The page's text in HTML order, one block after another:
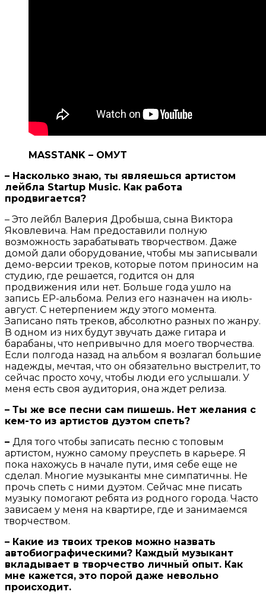
MASSTANK – ОМУТ
– Насколько знаю, ты являешься артистом
лейбла Startup Music. Как работа
продвигается?
– Это лейбл Валерия Дробыша, сына Виктора
Яковлевича. Нам предоставили полную
возможность зарабатывать творчеством. Даже
домой дали оборудование, чтобы мы записывали
демо-версии треков, которые потом приносим на
студию, где решается, годится он для
продвижения или нет. Больше года ушло на
запись EP-альбома. Релиз его назначен на июль-
август. С нетерпением жду этого момента.
Записано пять треков, абсолютно разных по жанру.
В одном из них будут звучать даже гитара и
барабаны, что непривычно для моего творчества.
Если полгода назад на альбом я возлагал большие
надежды, мечтая, что он обязательно выстрелит, то
сейчас просто хочу, чтобы люди его услышали. У
меня есть своя аудитория, она ждет релиза.
– Ты же все песни сам пишешь. Нет желания с
кем-то из артистов дуэтом спеть?
– Для того чтобы записать песню с топовым
артистом, нужно самому преуспеть в карьере. Я
пока нахожусь в начале пути, имя себе еще не
сделал. Многие музыканты мне симпатичны. Не
прочь спеть с ними дуэтом. Сейчас мне писать
музыку помогают ребята из родного города. Часто
зависаем у меня на квартире, где и занимаемся
творчеством.
– Какие из твоих треков можно назвать
автобиографическими? Каждый музыкант
вкладывает в творчество личный опыт. Как
мне кажется, это порой даже невольно
происходит.